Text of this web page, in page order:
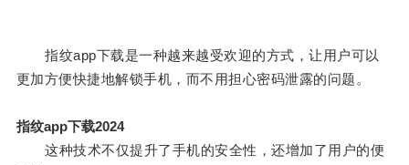
指纹app下载是一种越来越受欢迎的方式，让用户可以
更加方便快捷地解锁手机，而不用担心密码泄露的问题。
指纹app下载2024
这种技术不仅提升了手机的安全性，还增加了用户的便